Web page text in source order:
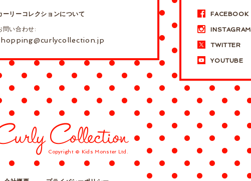
ーリーコレクションについて
問い合わせ:
FACEBOOK
INSTAGRAM
TWITTER
YOUTUBE
Copyright © Kids Monster Ltd.